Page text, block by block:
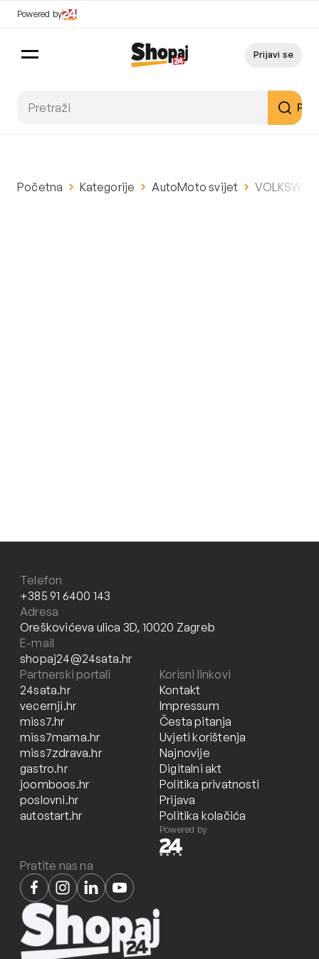
Powered by
Prijavi se
Početna Kategorije AutoMoto svijet
Telefon
+385 91 6400 143
Adresa
Oreškovićeva ulica 3D, 10020 Zagreb
E-mail
shopaj24@24sata.hr
Partnerski portali
24sata.hr
vecernji.hr
miss7.hr
miss7mama.hr
miss7zdrava.hr
gastro.hr
joomboos.hr
poslovni.hr
autostart.hr
Korisni linkovi
Kontakt
Impressum
Česta pitanja
Uvjeti korištenja
Najnovije
Digitalni akt
Politika privatnosti
Prijava
Politika kolačića
Powered by
Pratite nas na